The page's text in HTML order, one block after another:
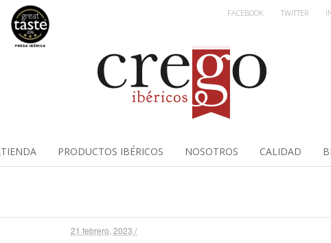
FACEBOOK TWITTER
TIENDA PRODUCTOS IBÉRICOS NOSOTROS CALIDAD
21 febrero, 2023 /